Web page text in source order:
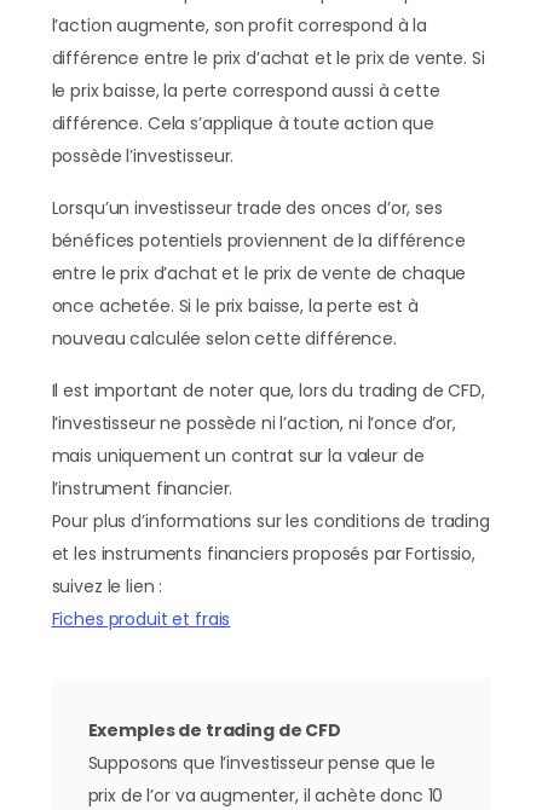
l’action augmente, son profit correspond à la
différence entre le prix d’achat et le prix de vente. Si
le prix baisse, la perte correspond aussi à cette
différence. Cela s’applique à toute action que
possède l’investisseur.
Lorsqu’un investisseur trade des onces d’or, ses
bénéfices potentiels proviennent de la différence
entre le prix d’achat et le prix de vente de chaque
once achetée. Si le prix baisse, la perte est à
nouveau calculée selon cette différence.
Il est important de noter que, lors du trading de CFD,
l’investisseur ne possède ni l’action, ni l’once d’or,
mais uniquement un contrat sur la valeur de
l’instrument financier.
Pour plus d’informations sur les conditions de trading
et les instruments financiers proposés par Fortissio,
suivez le lien :
Fiches produit et frais
Exemples de trading de CFD
Supposons que l’investisseur pense que le
prix de l’or va augmenter, il achète donc 10